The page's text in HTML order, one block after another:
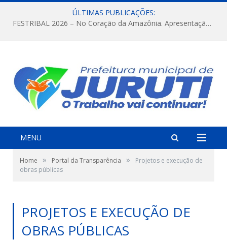
ÚLTIMAS PUBLICAÇÕES:
FESTRIBAL 2026 – No Coração da Amazônia. Apresentação da Munduruku.
MENU
Home » Portal da Transparência »
Projetos e execução de
obras públicas
PROJETOS E EXECUÇÃO DE
OBRAS PÚBLICAS